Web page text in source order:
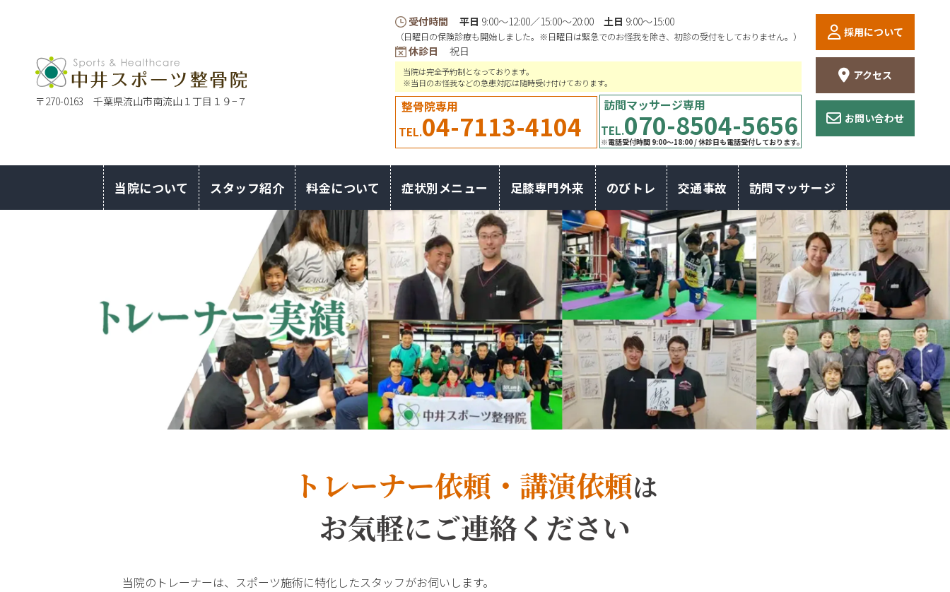
〒270-0163 千葉県流山市南流山１丁目１９−７
受付時間 平日 9:00〜12:00／15:00〜20:00 土日 9:00〜15:00
（日曜日の保険診療も開始しました。※日曜日は緊急でのお怪我を除き、初診の受付をしておりません。）
休診日 祝日
当院は完全予約制となっております。
※当日のお怪我などの急患対応は随時受け付けております。
整骨院専用
TEL.04-7113-4104
訪問マッサージ専用
TEL.070-8504-5656
※電話受付時間 9:00〜18:00 / 休診日も電話受付しております。
採用について
アクセス
お問い合わせ
当院について スタッフ紹介 料金について 症状別メニュー 足膝専門外来 のびトレ 交通事故 訪問マッサージ
トレーナー実績
トレーナー依頼・講演依頼は
お気軽にご連絡ください
当院のトレーナーは、スポーツ施術に特化したスタッフがお伺いします。